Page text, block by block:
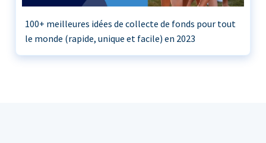
100+ meilleures idées de collecte de fonds pour tout
le monde (rapide, unique et facile) en 2023